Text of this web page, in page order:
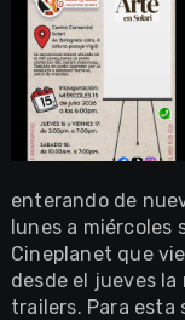
enterando de
lunes a miércoles
Cineplanet que
desde el jueves
trailers. Para esta